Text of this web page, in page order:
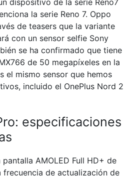
dispositivo de la serie Reno7
la serie Reno 7. Oppo
de teasers que la variante
con un sensor selfie Sony
se ha confirmado que tiene
de 50 megapíxeles en la
el mismo sensor que hemos
incluido el OnePlus Nord 2
especificaciones
AMOLED Full HD+ de
frecuencia de actualización de